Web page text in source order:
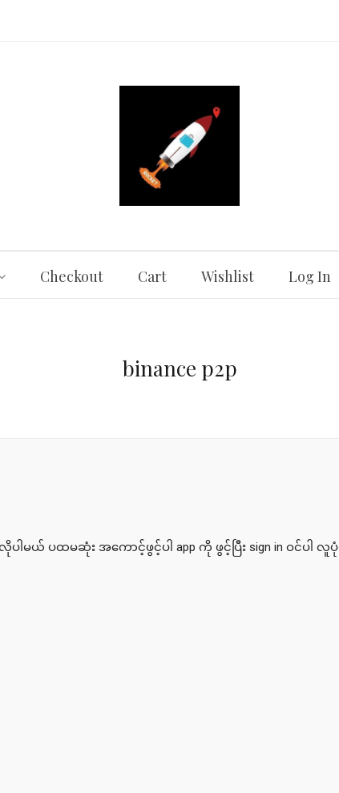
Checkout Cart Wishlist Log In
binance p2p
လိုပါမယ် ပထမဆုံး အကောင့်ဖွင့်ပါ app ကို ဖွင့်ပြီး sign in ဝင်ပါ လူပုံ